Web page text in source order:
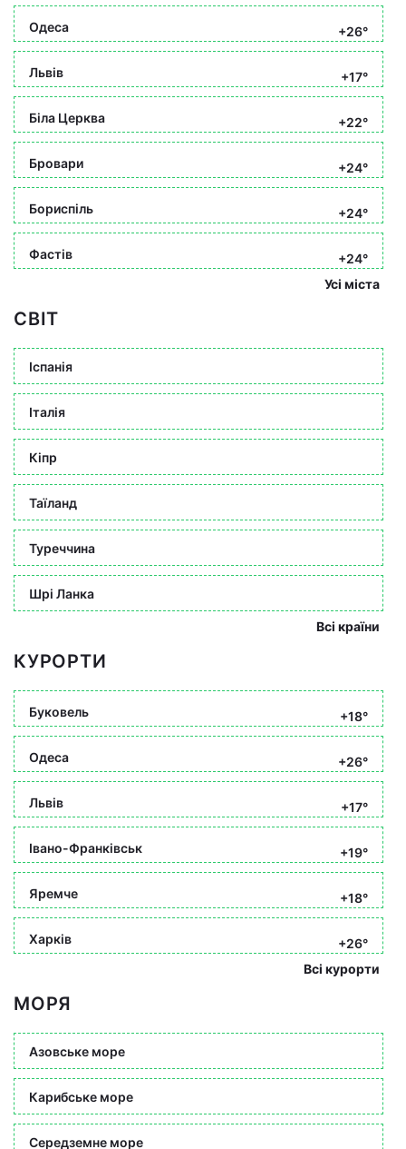
Одеса +26°
Львів +17°
Біла Церква +22°
Бровари +24°
Бориспіль +24°
Фастів
+24°
Усі міста
СВІТ
Іспанія
Італія
Кіпр
Таїланд
Туреччина
Шрі Ланка
Всі країни
КУРОРТИ
Буковель +18°
Одеса +26°
Львів +17°
Івано-Франківськ +19°
Яремче +18°
Харків
+26°
Всі курорти
МОРЯ
Азовське море
Карибське море
Середземне море